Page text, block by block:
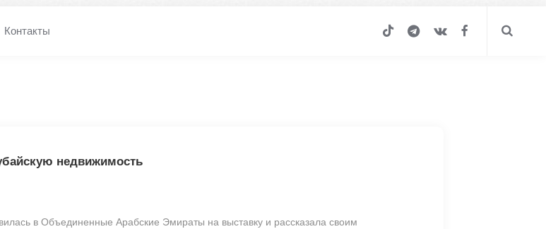
Контакты
недвижимость
в Объединенные Арабские Эмираты на выставку и рассказала своим